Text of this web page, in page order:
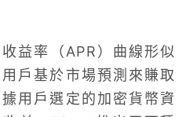
益率（APR）曲線形似
戶基於市場預測來賺取
用戶選定的加密貨幣資